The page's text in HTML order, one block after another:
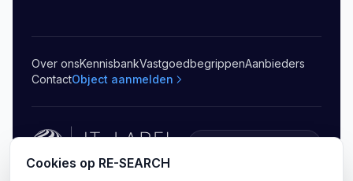
Over onsKennisbankVastgoedbegrippenAanbieders
ContactObject aanmelden
Cookies op RE-SEARCH